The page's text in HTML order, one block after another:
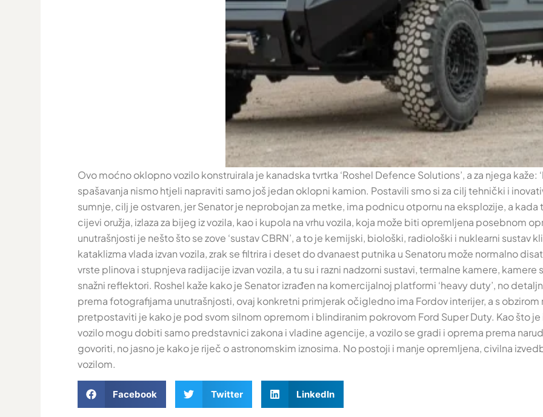
Ovo moćno oklopno vozilo konstruirala je kanadska tvrtka ‘Roshel Defence Solutions’, a za njega kaže:
spašavanja nismo htjeli napraviti samo još jedan oklopni kamion. Postavili smo si za cilj tehnički i
sumnje, cilj je ostvaren, jer Senator je neprobojan za metke, ima podnicu otpornu na eksplozije, a
cijevi oružja, izlaza za bijeg iz vozila, kao i kupola na vrhu vozila, koja može biti opremljena posebnom
unutrašnjosti je nešto što se zove ‘sustav CBRN’, a to je kemijski, biološki, radiološki i nuklearni sustav
kataklizma vlada izvan vozila, zrak se filtrira i deset do dvanaest putnika u Senatoru može normalno
vrste plinova i stupnjeva radijacije izvan vozila, a tu su i razni nadzorni sustavi, termalne kamere,
snažni reflektori. Roshel kaže kako je Senator izrađen na komercijalnoj platformi ‘heavy duty’, no
prema fotografijama unutrašnjosti, ovaj konkretni primjerak očigledno ima Fordov interijer, a s obzirom
pretpostaviti je kako je pod svom silnom opremom i blindiranim pokrovom Ford Super Duty. Kao što
vozilo mogu dobiti samo predstavnici zakona i vladine agencije, a vozilo se gradi i oprema prema
govoriti, no jasno je kako je riječ o astronomskim iznosima. No postoji i manje opremljena, civilna
vozilom.
Facebook Twitter LinkedIn